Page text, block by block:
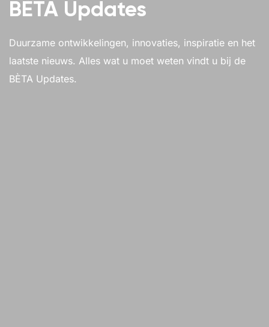
BÈTA Updates
Duurzame ontwikkelingen, innovaties, inspiratie en het
laatste nieuws. Alles wat u moet weten vindt u bij de
BÈTA Updates.